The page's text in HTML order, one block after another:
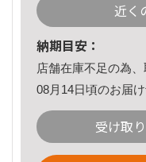
近く
納期目安：
店舗在庫不足の為
08月14日頃のお届け
受け取